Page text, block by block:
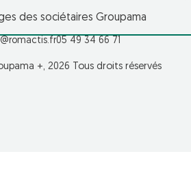
des sociétaires Groupama
05 49 34 66 71
+, 2026 Tous droits réservés